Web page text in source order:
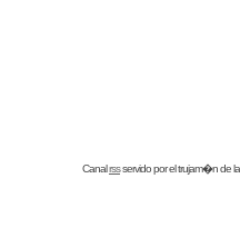
Canalrssservido por eltrujam�nde